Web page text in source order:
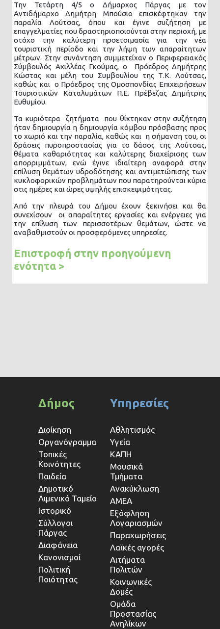
Την Τετάρτη 4/5 ο Δήμαρχος Πάργας με τον
Αντιδήμαρχο Δημήτρη Μπούσιο επισκέφτηκαν την
παραλία Λούτσας, όπου και έγινε συζήτηση με
επαγγελματίες που δραστηριοποιούνται στην περιοχή, με
στόχο την καλύτερη προετοιμασία για την νέα
τουριστική περίοδο και την λήψη των απαραίτητων
μέτρων. Στην συνάντηση συμμετείχαν ο Περιφερειακός
Σύμβουλός Αχιλλέας Γκούμας, ο Πρόεδρος Δημήτρης
Κώστας και μέλη του Συμβουλίου της Τ.Κ. Λούτσας,
καθώς και ο Πρόεδρος της Ομοσπονδίας Επιχειρήσεων
Τουριστικών Καταλυμάτων Π.Ε. Πρέβεζας Δημήτρης
Ευθυμίου.
Τα κυριότερα ζητήματα που θίχτηκαν στην συζήτηση
ήταν δημιουργία η δημιουργία κόμβου πρόσβασης προς
το χωριό και την παραλία, καθώς και η σήμανση του, οι
δράσεις πυροπροστασίας για το δάσος της Λούτσας,
θέματα καθαριότητας και καλύτερης διαχείρισης των
απορριμμάτων, ενώ έγινε ιδιαίτερη αναφορά στην
επίλυση θεμάτων υδροδότησης και αντιμετώπισης των
κυκλοφορικών προβλημάτων που παρατηρούνται κύρια
στις ημέρες και ώρες υψηλής επισκεψιμότητας.
Από την πλευρά του Δήμου έχουν ξεκινήσει και θα
συνεχίσουν οι απαραίτητες εργασίες και ενέργειες για
την επίλυση των περισσοτέρων θεμάτων, ώστε να
αναβαθμιστούν οι προσφερόμενες υπηρεσίες.
Επιστροφή στην προηγούμενη
ενότητα >
Δήμος
Διοίκηση
Οργανόγραμμα
Τοπικές
Κοινότητες
Παιδεία
Δημοτικό
Λιμενικό Ταμείο
Ιστορικό
Σύλλογοι
Πάργας
Διαφάνεια
Κανονισμοί
Πολιτική
Ποιότητας
Υπηρεσίες
Αθλητισμός
Υγεία
ΚΑΠΗ
Μουσικά
Τμήματα
Ανακύκλωση
ΑΜΕΑ
Εξόφληση
Λογαριασμών
Παραχωρήσεις
Λαϊκές αγορές
Αιτήματα
Πολιτών
Κοινωνικές
Δομές
Ομάδα
Προστασίας
Ανηλίκων